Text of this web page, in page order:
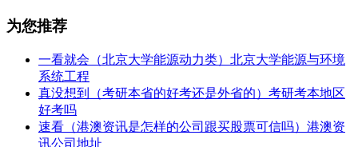
为您推荐
一看就会（北京大学能源动力类）北京大学能源与环境
系统工程
真没想到（考研本省的好考还是外省的）考研考本地区
好考吗
速看（港澳资讯是怎样的公司跟买股票可信吗）港澳资
讯公司地址